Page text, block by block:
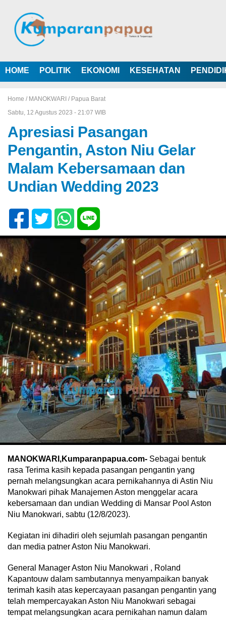
HOME POLITIK EKONOMI KESEHATAN
Home / MANOKWARI / Papua Barat
Sabtu, 12 Agustus 2023 - 21:07 WIB
Apresiasi Pasangan
Pengantin, Aston Niu Gelar
Malam Kebersamaan dan
Undian Wedding 2023
MANOKWARI,Kumparanpapua.com- Sebagai bentuk
rasa Terima kasih kepada pasangan pengantin yang
pernah melangsungkan acara pernikahannya di Astin Niu
Manokwari pihak Manajemen Aston menggelar acara
kebersamaan dan undian Wedding di Mansar Pool Aston
Niu Manokwari, sabtu (12/8/2023).
Kegiatan ini dihadiri oleh sejumlah pasangan pengantin
dan media patner Aston Niu Manokwari.
General Manager Aston Niu Manokwari , Roland
Kapantouw dalam sambutannya menyampaikan banyak
terimah kasih atas kepercayaan pasangan pengantin yang
telah mempercayakan Aston Niu Manokwari sebagai
tempat melangsungkan acara pernikahan namun dalam